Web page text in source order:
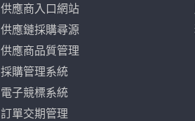
供應商入口網站
供應鏈採購尋源
供應商品質管理
採購管理系統
電子競標系統
訂單交期管理